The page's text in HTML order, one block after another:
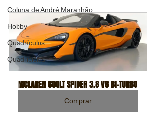
Coluna de André Maranhão
Hobby
Quadrículos
Quadriciclos
MCLAREN 600LT SPIDER 3.8 V8 BI-TURBO
Comprar